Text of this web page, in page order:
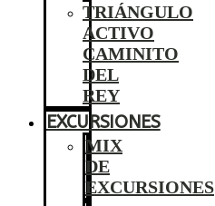
TRIÁNGULO
ACTIVO
CAMINITO
DEL
REY
EXCURSIONES
MIX
DE
EXCURSIONES